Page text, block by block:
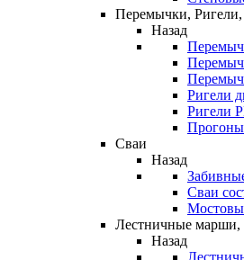
Перемычки,
Назад
Ригели
Ригели
Сваи
Назад
Сваи
Лестничные марши,
Назад